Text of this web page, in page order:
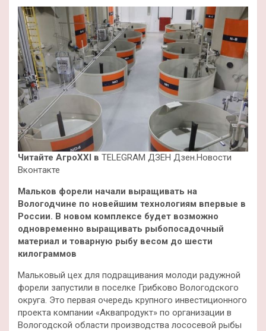
Читайте АгроXXI в TELEGRAM ДЗЕН Дзен.Новости
Вконтакте
Мальков форели начали выращивать на
Вологодчине по новейшим технологиям впервые в
России. В новом комплексе будет возможно
одновременно выращивать рыбопосадочный
материал и товарную рыбу весом до шести
килограммов
Мальковый цех для подращивания молоди радужной
форели запустили в поселке Грибково Вологодского
округа. Это первая очередь крупного инвестиционного
проекта компании «Аквапродукт» по организации в
Вологодской области производства лососевой рыбы